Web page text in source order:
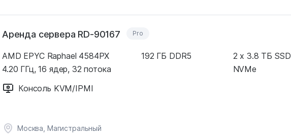
Аренда сервера RD-90167 Pro
AMD EPYC Raphael 4584PX
4.20 ГГц, 16 ядер, 32 потока
192 ГБ DDR5
2 x 3.8 ТБ SSD
NVMe
Консоль KVM/IPMI
Москва, Магистральный